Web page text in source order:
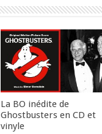
La BO inédite de
Ghostbusters en CD et
vinyle